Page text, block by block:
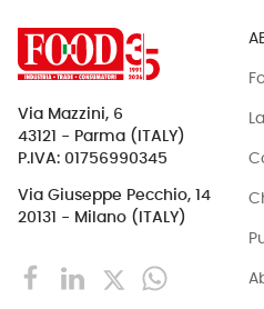
Via Mazzini, 6
43121 - Parma (ITALY)
P.IVA: 01756990345
Via Giuseppe Pecchio, 14
20131 - Milano (ITALY)